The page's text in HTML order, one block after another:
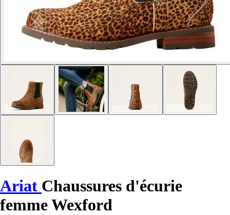
Ariat Chaussures d'écurie
femme Wexford